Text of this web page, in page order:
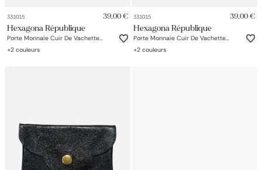
331015 39,00 €
Hexagona République
Porte Monnaie Cuir De Vachette
Végétal Collet
+2 couleurs
331015 39,00 €
Hexagona République
Porte Monnaie Cuir De Vachette
Végétal Collet
+2 couleurs